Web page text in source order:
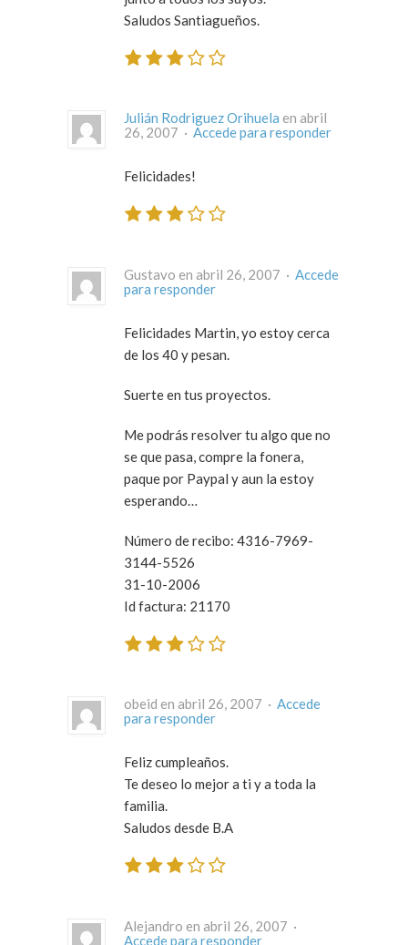
Saludos Santiagueños.
Julián Rodriguez Orihuela en abril
26, 2007 · Accede para responder
Felicidades!
Gustavo en abril 26, 2007 · Accede
para responder
Felicidades Martin, yo estoy cerca
de los 40 y pesan.
Suerte en tus proyectos.
Me podrás resolver tu algo que no
se que pasa, compre la fonera,
paque por Paypal y aun la estoy
esperando…
Número de recibo: 4316-7969-
3144-5526
31-10-2006
Id factura: 21170
obeid en abril 26, 2007 · Accede
para responder
Feliz cumpleaños.
Te deseo lo mejor a ti y a toda la
familia.
Saludos desde B.A
Alejandro en abril 26, 2007 ·
Accede para responder